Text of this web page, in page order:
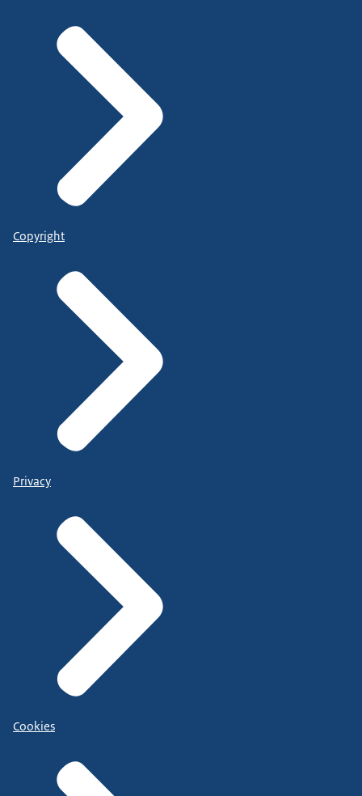
Copyright
Privacy
Cookies